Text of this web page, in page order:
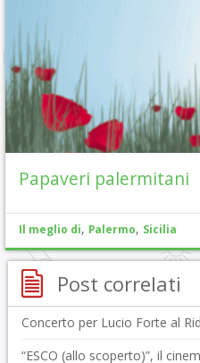
Papaveri palermitani
Il meglio di, Palermo, Sicilia
Post correlati
Concerto per Lucio Forte al
“ESCO (allo scoperto)”, il